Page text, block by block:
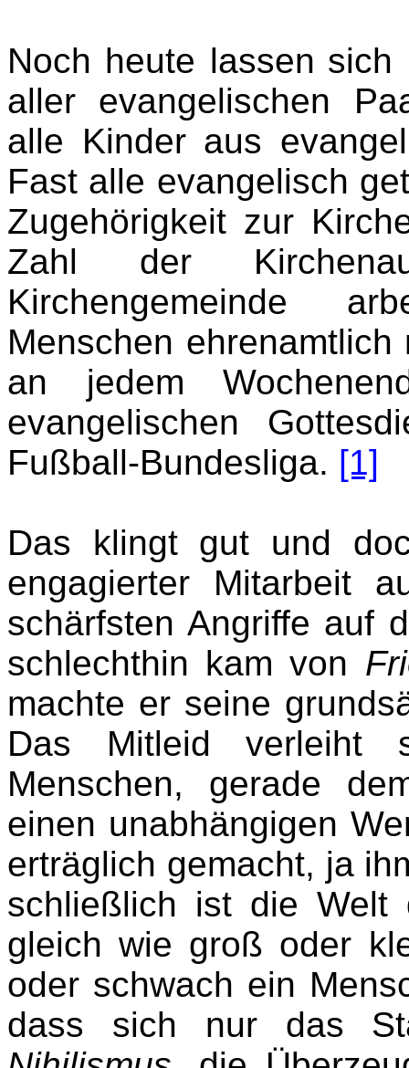
Noch heute lassen sich
aller evangelischen
alle Kinder aus
Fast alle evangelisch
Zugehörigkeit zur
Zahl der
Kirchengemeinde
Menschen
an jedem
evangelischen
Fußball-Bundesliga. [1]
Das klingt gut und
engagierter Mitarbeit
schärfsten Angriffe auf
schlechthin kam von
machte er seine
Das Mitleid verleiht
Menschen, gerade
einen unabhängigen
erträglich gemacht, ja
schließlich ist die
gleich wie groß oder
oder schwach ein
dass sich nur das